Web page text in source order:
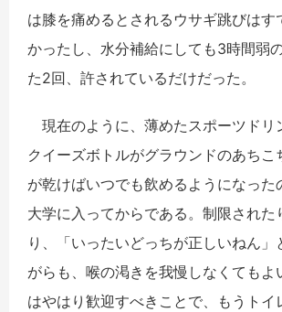
は膝を痛めるとされるウサギ跳びはす
かったし、水分補給にしても3時間弱
た2回、許されているだけだった。
現在のように、薄めたスポーツドリ
クイーズボトルがグラウンドのあちこ
が乾けばいつでも飲めるようになった
大学に入ってからである。制限された
り、「いったいどっちが正しいねん」
がらも、喉の渇きを我慢しなくてもよ
はやはり歓迎すべきことで、もうトイ